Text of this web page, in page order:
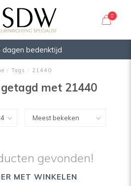
0
dagen bedenktijd
/ Tags / 21440
met 21440
gevonden!
MET WINKELEN